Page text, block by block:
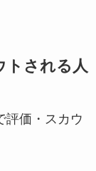
トされる人